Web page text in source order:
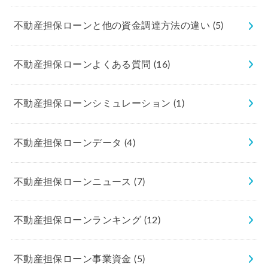
不動産担保ローンと他の資金調達方法の違い (5)
不動産担保ローンよくある質問(16)
不動産担保ローンシミュレーション (1)
不動産担保ローンデータ (4)
不動産担保ローンニュース(7)
不動産担保ローンランキング (12)
不動産担保ローン事業資金(5)